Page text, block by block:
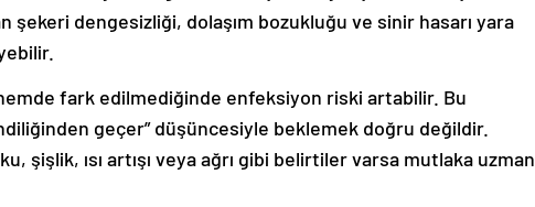
şekeri dengesizliği, dolaşım bozukluğu ve sinir hasarı yara
fark edilmediğinde enfeksiyon riski artabilir. Bu
geçer” düşüncesiyle beklemek doğru değildir.
şişlik, ısı artışı veya ağrı gibi belirtiler varsa mutlaka uzman